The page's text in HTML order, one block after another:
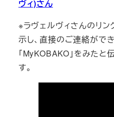
ヴィ)さん
※ラヴェルヴィさんのリン
示し、直接のご連絡ができ
「MyKOBAKO」をみたと
す。